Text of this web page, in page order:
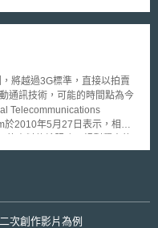
relationship))可以增進改善電
(elements)，以判斷該請求項
並提醒審查者不應依據一些法
之意見。
15萬美元罰金，此為印第安那
有「通報義務」，其於個資外
the individuals potentially
報，惟經調查，該公司未於合
戶，檢察署展開調查後認定其
民事賠償。 前述所
竊身分之人〈identity thief〉得
資訊。 除印第安
其他州投保申請者資訊曝露，
將越過3G標準，直接以拍賣
通訊技術，可能的時間點為今
2010年5月27日表示，相較
釋出的頻段主要為2.3GHz，但
視業者使用；泰國政府預計
次創作影片為例